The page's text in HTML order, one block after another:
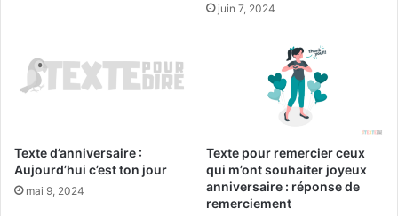
juin 7, 2024
Texte d’anniversaire :
Aujourd’hui c’est ton jour
mai 9, 2024
Texte pour remercier ceux
qui m’ont souhaiter joyeux
anniversaire : réponse de
remerciement